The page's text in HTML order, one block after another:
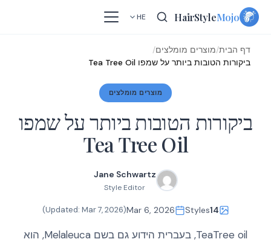
Skip
HairStyleMojo
HE
דף הבית/מוצרים מומלצים/
ביקורות הטובות ביותר על שמפו Tea Tree Oil
מוצרים מומלצים
ביקורות הטובות ביותר על שמפו
Tea Tree Oil
Jane Schwartz
Style Editor
14
Styles
Mar 6, 2026
(Updated:
Mar 7, 2026
)
TeaTree oil, בעברית הידוע גם בשם Melaleuca, הוא